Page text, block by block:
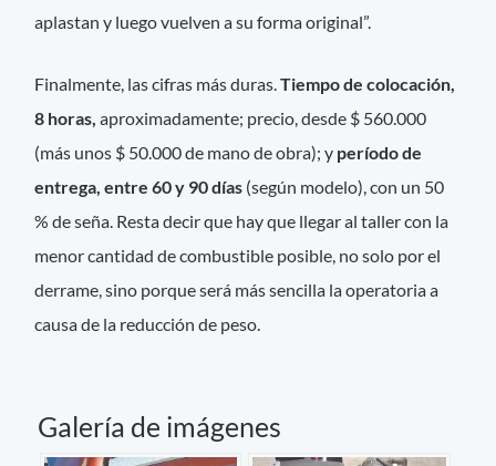
aplastan y luego vuelven a su forma original”.
Finalmente, las cifras más duras.Tiempo de colocación,
8 horas,aproximadamente; precio, desde $ 560.000
(más unos $ 50.000 de mano de obra); y período de
entrega, entre 60 y 90 días (según modelo), con un 50
% de seña. Resta decir que hay que llegar al taller con la
menor cantidad de combustible posible, no solo por el
derrame, sino porque será más sencilla la operatoria a
causa de la reducción de peso.
Galería de imágenes